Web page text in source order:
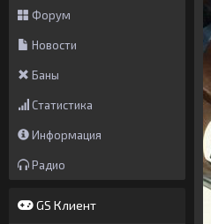
Форум
Новости
Баны
Статистика
Информация
Радио
GS Клиент